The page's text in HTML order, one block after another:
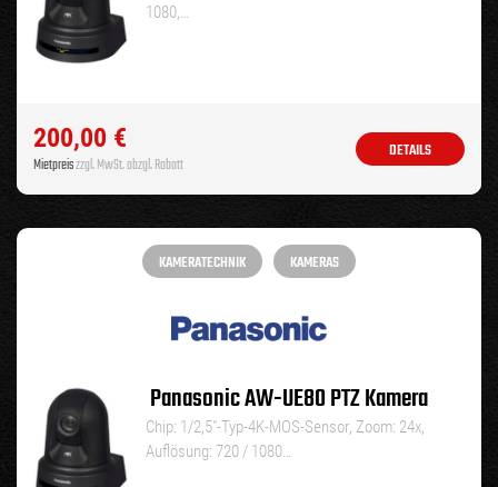
1080,…
200,00 €
Mietpreiszzgl. MwSt. abzgl. Rabatt
DETAILS
KAMERATECHNIK KAMERAS
Panasonic AW-UE80 PTZ Kamera
Chip: 1/2,5″-Typ-4K-MOS-Sensor, Zoom: 24x,
Auflösung: 720 / 1080…